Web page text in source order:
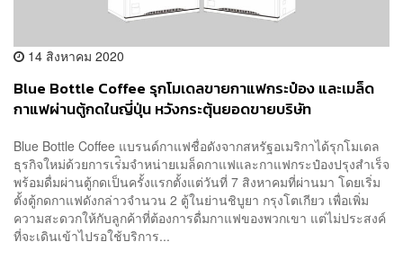
14 สิงหาคม 2020
Blue Bottle Coffee รุกโมเดลขายกาแฟกระป๋อง และเมล็ด
กาแฟผ่านตู้กดในญี่ปุ่น หวังกระตุ้นยอดขายบริษัท
Blue Bottle Coffee แบรนด์กาแฟชื่อดังจากสหรัฐอเมริกาได้รุกโมเดล
ธุรกิจใหม่ด้วยการเร่ิมจำหน่ายเมล็ดกาแฟและกาแฟกระป๋องปรุงสำเร็จ
พร้อมดื่มผ่านตู้กดเป็นครั้งแรกตั้งแต่วันที่ 7 สิงหาคมที่ผ่านมา โดยเริ่ม
ตั้งตู้กดกาแฟดังกล่าวจำนวน 2 ตู้ในย่านชิบูยา กรุงโตเกียว เพื่อเพิ่ม
ความสะดวกให้กับลูกค้าที่ต้องการดื่มกาแฟของพวกเขา แต่ไม่ประสงค์
ที่จะเดินเข้าไปรอใช้บริการ...